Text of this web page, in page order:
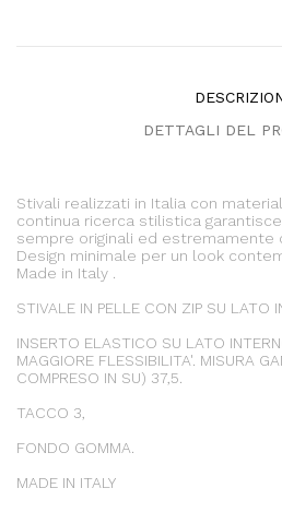
DETTAGLI DEL
Stivali realizzati in Italia con
continua ricerca stilistica
sempre originali ed estremamente
Design minimale per un look
Made in Italy .
STIVALE IN PELLE CON ZIP SU LATO
INSERTO ELASTICO SU LATO
MAGGIORE FLESSIBILITA'. MISURA
COMPRESO IN SU) 37,5.
TACCO 3,
FONDO GOMMA.
MADE IN ITALY